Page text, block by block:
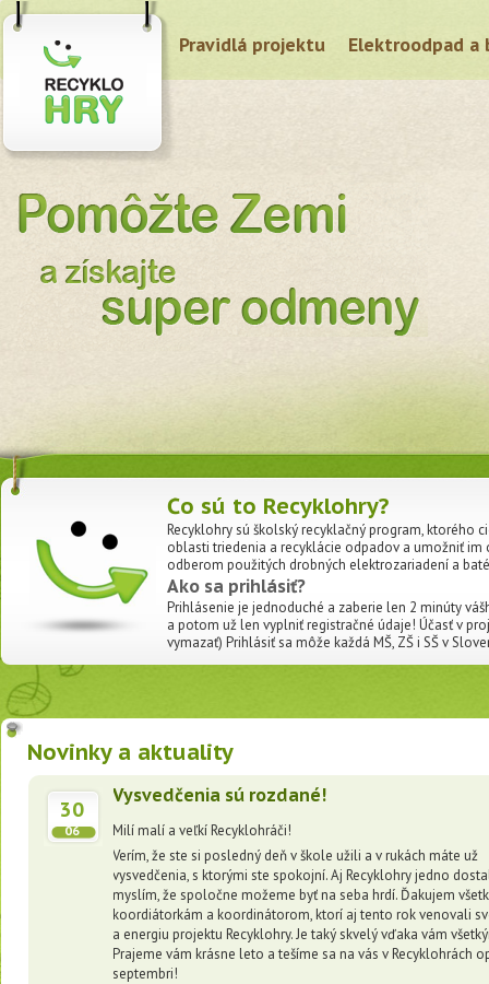
Pravidlá projektu Elektroodpad a
Čo sú to Recyklohry?
Recyklohry sú školský recyklačný program, ktorého
oblasti triedenia a recyklácie odpadov a umožniť
odberom použitých drobných elektrozariadení a
Ako sa prihlásiť?
Prihlásenie je jednoduché a zaberie len 2 minúty
a potom už len vyplniť registračné údaje! Účasť v
vymazať) Prihlásiť sa môže každá MŠ, ZŠ i SŠ v
Novinky a aktuality
30
06
Vysvedčenia sú rozdané!
Milí malí a veľkí Recyklohráči!
Verím, že ste si posledný deň v škole užili a v rukách máte už
vysvedčenia, s ktorými ste spokojní. Aj Recyklohry jedno
myslím, že spoločne možeme byť na seba hrdí. Ďakujem
koordiátorkám a koordinátorom, ktorí aj tento rok venovali
a energiu projektu Recyklohry. Je taký skvelý vďaka vám
Prajeme vám krásne leto a tešíme sa na vás v Recyklohrách
septembri!